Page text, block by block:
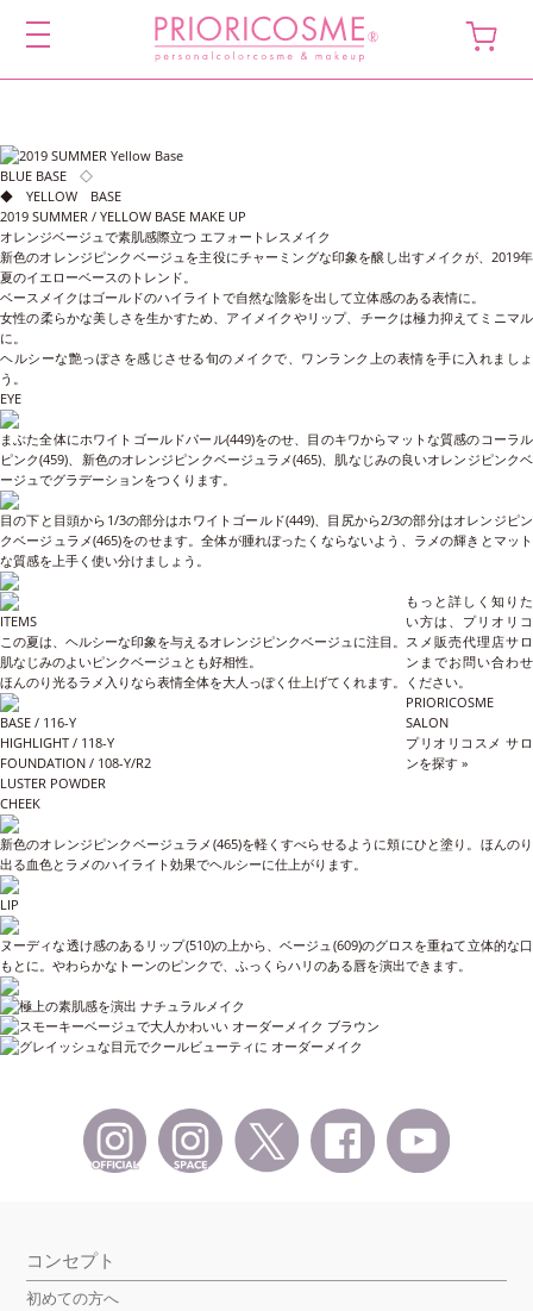
BLUE BASE ◇
◆ YELLOW BASE
2019 SUMMER / YELLOW BASE MAKE UP
オレンジベージュで素肌感際立つ エフォートレスメイク
新色のオレンジピンクベージュを主役にチャーミングな印象を醸し出すメイクが、2019年
夏のイエローベースのトレンド。
ベースメイクはゴールドのハイライトで自然な陰影を出して立体感のある表情に。
女性の柔らかな美しさを生かすため、アイメイクやリップ、チークは極力抑えてミニマル
に。
ヘルシーな艶っぽさを感じさせる旬のメイクで、ワンランク上の表情を手に入れましょ
う。
EYE
まぶた全体にホワイトゴールドパール(449)をのせ、目のキワからマットな質感のコーラル
ピンク(459)、新色のオレンジピンクベージュラメ(465)、肌なじみの良いオレンジピンクベ
ージュでグラデーションをつくります。
目の下と目頭から1/3の部分はホワイトゴールド(449)、目尻から2/3の部分はオレンジピン
クベージュラメ(465)をのせます。全体が腫れぼったくならないよう、ラメの輝きとマット
な質感を上手く使い分けましょう。
ITEMS
この夏は、ヘルシーな印象を与えるオレンジピンクベージュに注目。
肌なじみのよいピンクベージュとも好相性。
ほんのり光るラメ入りなら表情全体を大人っぽく仕上げてくれます。
BASE / 116-Y
HIGHLIGHT / 118-Y
FOUNDATION / 108-Y/R2
LUSTER POWDER
CHEEK
新色のオレンジピンクベージュラメ(465)を軽くすべらせるように頬にひと塗り。ほんのり
出る血色とラメのハイライト効果でヘルシーに仕上がります。
LIP
ヌーディな透け感のあるリップ(510)の上から、ベージュ(609)のグロスを重ねて立体的な口
もとに。やわらかなトーンのピンクで、ふっくらハリのある唇を演出できます。
もっと詳しく知りた
い方は、プリオリコ
スメ販売代理店サロ
ンまでお問い合わせ
ください。
PRIORICOSME
SALON
プリオリコスメ サロ
ンを探す »
コンセプト
初めての方へ
toggle
navigation